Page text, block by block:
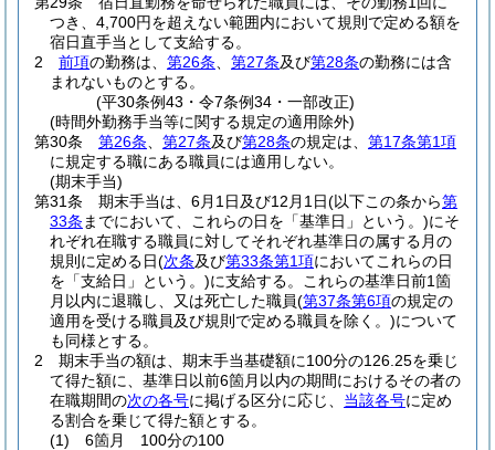
つき、4,700円を超えない範囲内において規則で定める額を
宿日直手当として支給する。
2
前項の勤務は、 第26条 第27条及び第28条の勤務には含
まれないものとする。
(平30条例43・令7条例34・一部改正)
(時間外勤務手当等に関する規定の適用除外)
第30条
第26条 第27条及び第28条の規定は、 第17条第1項
に規定する職にある職員には適用しない。
(期末手当)
第31条
期末手当は、6月1日及び12月1日(以下この条から第
33条 までにおいて、これらの日を「基準日」という。)にそ
れぞれ在職する職員に対してそれぞれ基準日の属する月の
規則に定める日(次条及び第33条第1項においてこれらの日
を「支給日」という。)に支給する。
これらの基準日前1箇
月以内に退職し、又は死亡した職員(第37条第6項の規定の
適用を受ける職員及び規則で定める職員を除く。)について
も同様とする。
2
期末手当の額は、期末手当基礎額に100分の126.25を乗じ
て得た額に、基準日以前6箇月以内の期間におけるその者の
在職期間の次の各号に掲げる区分に応じ、 当該各号に定め
る割合を乗じて得た額とする。
(1)
6箇月 100分の100